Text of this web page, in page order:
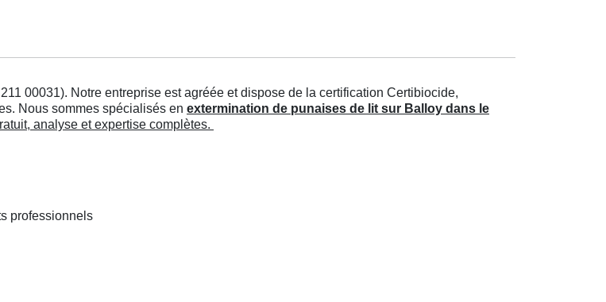
00031). Notre entreprise est agréée et dispose de la certification Certibiocide,
Nous sommes spécialisés en extermination de punaises de lit sur Balloy dans le
analyse et expertise complètes.
professionnels